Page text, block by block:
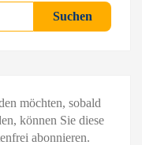
Suchen
möchten, sobald
können Sie diese
abonnieren.